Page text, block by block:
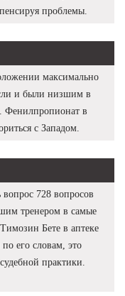
проблемы.
максимально
и были низшим в
Фенилпропионат в
с Западом.
728 вопросов
тренером в самые
Бете в аптеке
его словам, это
практики.